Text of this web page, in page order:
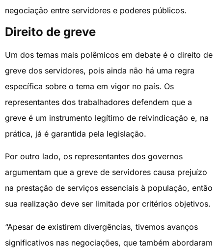
negociação entre servidores e poderes públicos.
Direito de greve
Um dos temas mais polêmicos em debate é o direito de
greve dos servidores, pois ainda não há uma regra
específica sobre o tema em vigor no país. Os
representantes dos trabalhadores defendem que a
greve é um instrumento legítimo de reivindicação e, na
prática, já é garantida pela legislação.
Por outro lado, os representantes dos governos
argumentam que a greve de servidores causa prejuízo
na prestação de serviços essenciais à população, então
sua realização deve ser limitada por critérios objetivos.
“Apesar de existirem divergências, tivemos avanços
significativos nas negociações, que também abordaram